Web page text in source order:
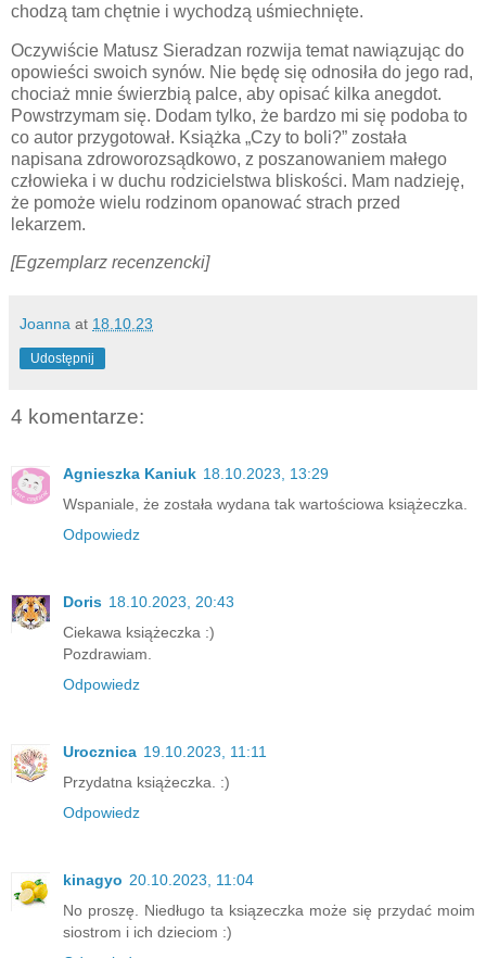
chodzą tam chętnie i wychodzą uśmiechnięte.
Oczywiście Matusz Sieradzan rozwija temat nawiązując do
opowieści swoich synów. Nie będę się odnosiła do jego rad,
chociaż mnie świerzbią palce, aby opisać kilka anegdot.
Powstrzymam się. Dodam tylko, że bardzo mi się podoba to
co autor przygotował. Książka „Czy to boli?” została
napisana zdroworozsądkowo, z poszanowaniem małego
człowieka i w duchu rodzicielstwa bliskości. Mam nadzieję,
że pomoże wielu rodzinom opanować strach przed
lekarzem.
[Egzemplarz recenzencki]
Joanna at 18.10.23
Udostępnij
4 komentarze:
Agnieszka Kaniuk 18.10.2023, 13:29
Wspaniale, że została wydana tak wartościowa książeczka.
Odpowiedz
Doris 18.10.2023, 20:43
Ciekawa książeczka :)
Pozdrawiam.
Odpowiedz
Urocznica 19.10.2023, 11:11
Przydatna książeczka. :)
Odpowiedz
kinagyo 20.10.2023, 11:04
No proszę. Niedługo ta ksiązeczka może się przydać moim
siostrom i ich dzieciom :)